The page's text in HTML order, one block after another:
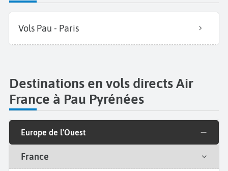
Vols Pau - Paris
Destinations en vols directs Air
France à Pau Pyrénées
Europe de l'Ouest
France